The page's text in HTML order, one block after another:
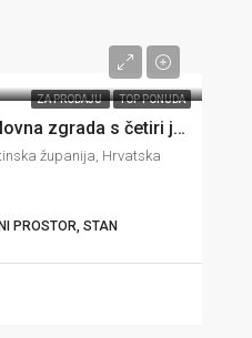
ZA PRODAJU TOP PONUDA
Trogir, stambeno-poslovna zgrada s četiri jedinice u prvom redu do mora, 144 m2
županija, Hrvatska
PROSTOR, STAN